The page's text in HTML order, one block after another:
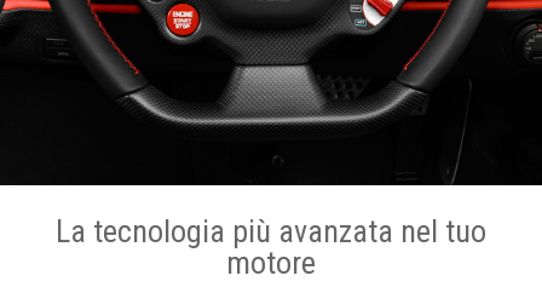
La tecnologia più avanzata nel tuo
motore